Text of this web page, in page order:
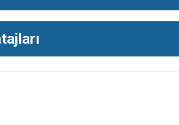
ve diğer konularda yetersiz